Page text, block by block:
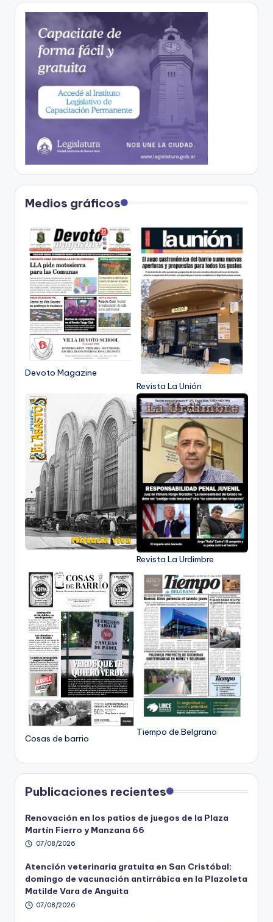
Medios gráficos
Devoto Magazine
Revista La Unión
Revista La Urdimbre
Cosas de barrio
Tiempo de Belgrano
Publicaciones recientes
Renovación en los patios de juegos de la Plaza
Martín Fierro y Manzana 66
07/08/2026
Atención veterinaria gratuita en San Cristóbal:
domingo de vacunación antirrábica en la Plazoleta
Matilde Vara de Anguita
07/08/2026